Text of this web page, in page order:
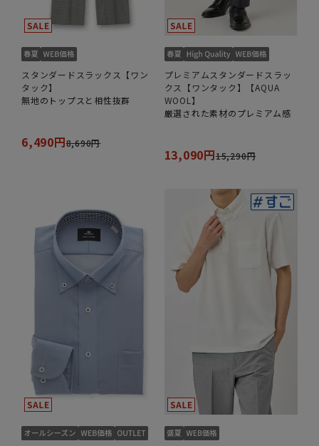
スタンダードスラックス【ワン
タック】
無地のトップスと相性抜群
6,490円8,690円
プレミアムスタンダードスラッ
クス【ワンタック】【AQUA
WOOL】
厳選された素材のプレミアム感
13,090円15,290円